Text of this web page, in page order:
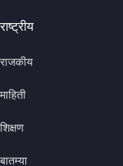
राष्ट्रीय
राजकीय
माहिती
शिक्षण
बातम्या